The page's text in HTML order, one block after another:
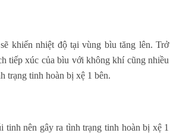
khiến nhiệt độ tại vùng bìu tăng lên. Trở
tiếp xúc của bìu với không khí cũng nhiều
trạng tinh hoàn bị xệ 1 bên.
nên gây ra tình trạng tinh hoàn bị xệ 1